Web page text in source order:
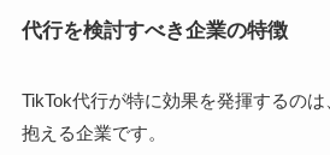
代行を検討すべき企業の特徴
TikTok代行が特に効果を発揮するの
抱える企業です。